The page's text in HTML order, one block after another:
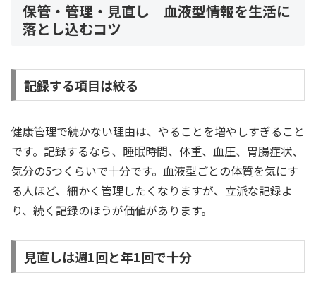
保管・管理・見直し｜血液型情報を生活に
落とし込むコツ
記録する項目は絞る
健康管理で続かない理由は、やることを増やしすぎること
です。記録するなら、睡眠時間、体重、血圧、胃腸症状、
気分の5つくらいで十分です。血液型ごとの体質を気にす
る人ほど、細かく管理したくなりますが、立派な記録よ
り、続く記録のほうが価値があります。
見直しは週1回と年1回で十分